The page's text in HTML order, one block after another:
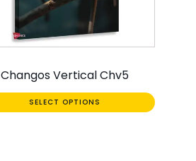
Changos Vertical Chv5
SELECT OPTIONS